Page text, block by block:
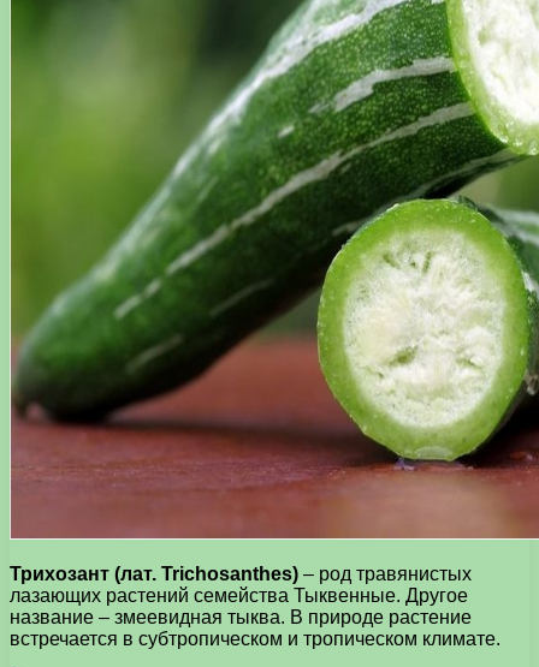
Трихозант (лат. Trichosanthes) – род травянистых
лазающих растений семейства Тыквенные. Другое
название – змеевидная тыква. В природе растение
встречается в субтропическом и тропическом климате.